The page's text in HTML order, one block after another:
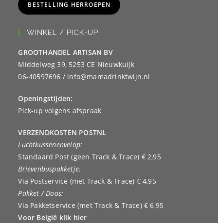
BESTELLING HERROEPEN
WINKEL / PICK-UP
GROOTHANDEL ARTISAN BV
Middelweg 39, 5253 CE Nieuwkuijk
06-40597696 / info@mamadrinktwijn.nl
Openingstijden:
Pick-up volgens afspraak
VERZENDKOSTEN POSTNL
Luchtkussenenvelop:
Standaard Post (geen Track & Trace) € 2,95
Brievenbuspakketje:
Via Postservice (met Track & Trace) € 4,95
Pakket / Doos:
Via Pakketservice (met Track & Trace) € 6,95
Voor België klik hier